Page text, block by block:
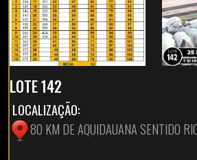
LOTE 142
LOCALIZAÇÃO:
80 KM DE AQUIDAUANA SENTIDO